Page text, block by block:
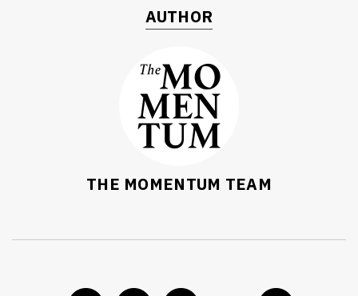
AUTHOR
THE MOMENTUM TEAM